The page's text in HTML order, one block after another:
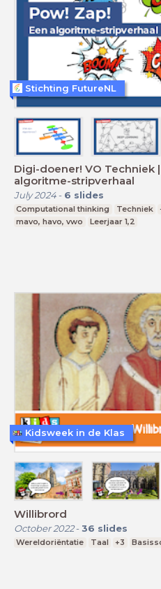
Digi-doener! VO Techniek
algoritme-stripverhaal
July 2024- 6 slides
Computational thinking Techniek
mavo, havo, vwo
Leerjaar 1,2
Stichting FutureNL
Willibrord
October 2022- 36 slides
Wereldoriëntatie Taal +3
Kidsweek in de Klas